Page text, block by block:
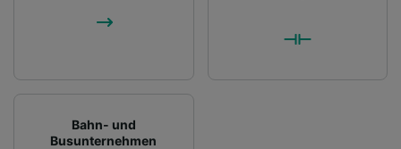
Bahn- und
Busunternehmen